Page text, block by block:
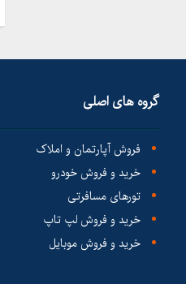
گروه های اصلی
فروش آپارتمان و املاک
خرید و فروش خودرو
تورهای مسافرتی
خرید و فروش لپ تاپ
خرید و فروش موبایل